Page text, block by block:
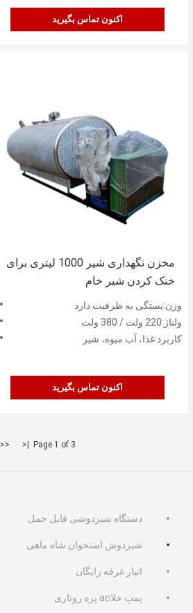
اکنون تماس بگیرید
مخزن نگهداری شیر 1000 لیتری برای
خنک کردن شیر خام
وزن:بستگی به ظرفیت دارد
ولتاژ:220 ولت / 380 ولت
کاربرد:غذا، آب میوه، شیر
اکنون تماس بگیرید
Page 1 of 3
|<
<<
دستگاه شیردوشی قابل حمل
شیردوش استخوان شاه ماهی
انبار غرفه رایگان
پمپ خلاac پره روتاری